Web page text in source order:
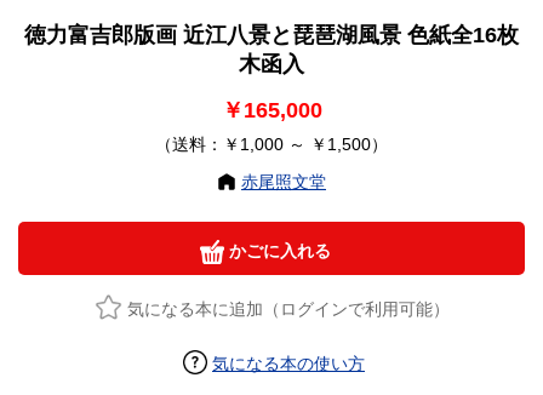
徳力富吉郎版画 近江八景と琵琶湖風景 色紙全16枚
木函入
￥165,000
（送料：￥1,000 ～ ￥1,500）
赤尾照文堂
かごに入れる
気になる本に追加（ログインで利用可能）
気になる本の使い方